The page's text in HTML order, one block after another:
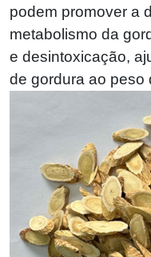
podem promover a
metabolismo da
e desintoxicação,
de gordura ao peso